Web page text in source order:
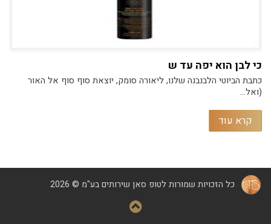
כי לבן הוא יפה עד ש
כתבת הביוטי הלבנבנה שלנו, ליאורה סומק, יוצאת סוף סוף אל האור
(ואל...
קרא עוד
כל הזכויות שמורות לטופ סאן שירותים בע"מ © 2026